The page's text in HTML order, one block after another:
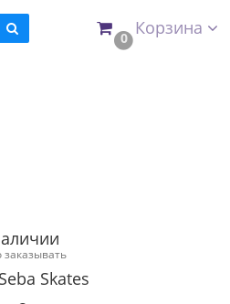
0 Корзина
Skates